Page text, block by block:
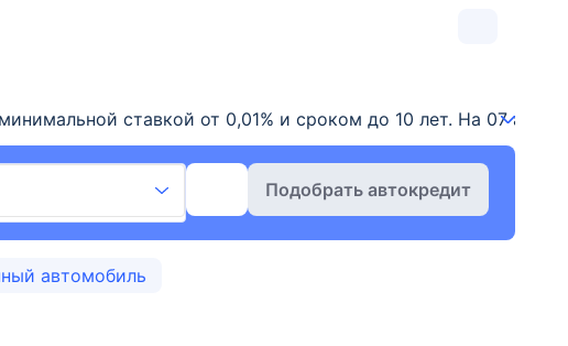
ставкой от 0,01% и сроком до 10 лет. На 07
Подобрать автокредит
автомобиль